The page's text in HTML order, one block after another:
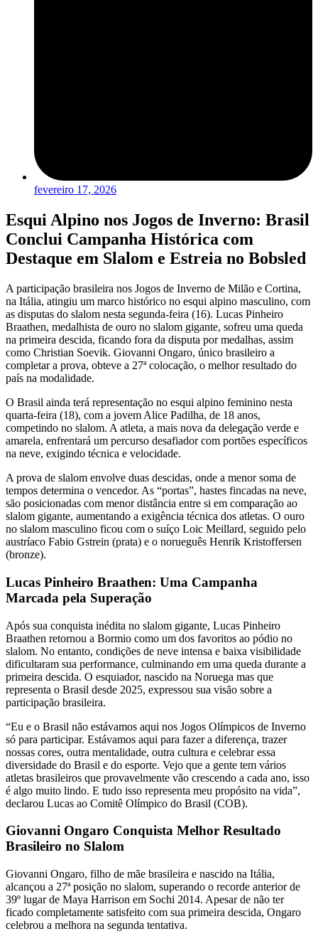
fevereiro 17, 2026
Esqui Alpino nos Jogos de Inverno: Brasil
Conclui Campanha Histórica com
Destaque em Slalom e Estreia no Bobsled
A participação brasileira nos Jogos de Inverno de Milão e Cortina,
na Itália, atingiu um marco histórico no esqui alpino masculino, com
as disputas do slalom nesta segunda-feira (16). Lucas Pinheiro
Braathen, medalhista de ouro no slalom gigante, sofreu uma queda
na primeira descida, ficando fora da disputa por medalhas, assim
como Christian Soevik. Giovanni Ongaro, único brasileiro a
completar a prova, obteve a 27ª colocação, o melhor resultado do
país na modalidade.
O Brasil ainda terá representação no esqui alpino feminino nesta
quarta-feira (18), com a jovem Alice Padilha, de 18 anos,
competindo no slalom. A atleta, a mais nova da delegação verde e
amarela, enfrentará um percurso desafiador com portões específicos
na neve, exigindo técnica e velocidade.
A prova de slalom envolve duas descidas, onde a menor soma de
tempos determina o vencedor. As “portas”, hastes fincadas na neve,
são posicionadas com menor distância entre si em comparação ao
slalom gigante, aumentando a exigência técnica dos atletas. O ouro
no slalom masculino ficou com o suíço Loic Meillard, seguido pelo
austríaco Fabio Gstrein (prata) e o norueguês Henrik Kristoffersen
(bronze).
Lucas Pinheiro Braathen: Uma Campanha
Marcada pela Superação
Após sua conquista inédita no slalom gigante, Lucas Pinheiro
Braathen retornou a Bormio como um dos favoritos ao pódio no
slalom. No entanto, condições de neve intensa e baixa visibilidade
dificultaram sua performance, culminando em uma queda durante a
primeira descida. O esquiador, nascido na Noruega mas que
representa o Brasil desde 2025, expressou sua visão sobre a
participação brasileira.
“Eu e o Brasil não estávamos aqui nos Jogos Olímpicos de Inverno
só para participar. Estávamos aqui para fazer a diferença, trazer
nossas cores, outra mentalidade, outra cultura e celebrar essa
diversidade do Brasil e do esporte. Vejo que a gente tem vários
atletas brasileiros que provavelmente vão crescendo a cada ano, isso
é algo muito lindo. E tudo isso representa meu propósito na vida”,
declarou Lucas ao Comitê Olímpico do Brasil (COB).
Giovanni Ongaro Conquista Melhor Resultado
Brasileiro no Slalom
Giovanni Ongaro, filho de mãe brasileira e nascido na Itália,
alcançou a 27ª posição no slalom, superando o recorde anterior de
39º lugar de Maya Harrison em Sochi 2014. Apesar de não ter
ficado completamente satisfeito com sua primeira descida, Ongaro
celebrou a melhora na segunda tentativa.